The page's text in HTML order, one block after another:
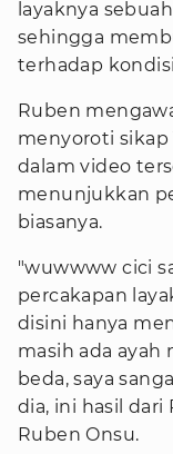
layaknya
sehingga
terhadap
Ruben
menyoroti
dalam video
menunjukkan
biasanya.
"wuwwww cici
percakapan
disini hanya
masih ada ayah
beda, saya
dia, ini hasil dari
Ruben Onsu.